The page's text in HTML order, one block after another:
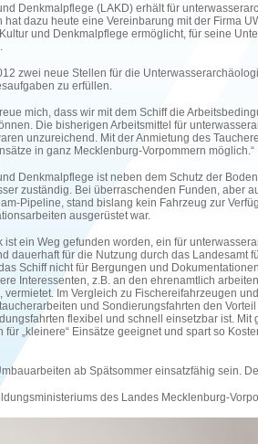
Denkmalpflege (LAKD) erhält für
hat dazu heute eine Vereinbarung mit der Firma
und Denkmalpflege ermöglicht, für seine
zwei neue Stellen für die
zu erfüllen.
mich, dass wir mit dem Schiff die
Die bisherigen Arbeitsmittel für
unzureichend. Mit der Anmietung des
in ganz Mecklenburg-Vorpommern möglich.“
Denkmalpflege ist neben dem Schutz der
zuständig. Bei überraschenden Funden, aber
Pipeline, stand bislang kein Fahrzeug zur
ausgerüstet war.
ist ein Weg gefunden worden, ein für
dauerhaft für die Nutzung durch das Landesamt
Schiff nicht für Bergungen und
Interessenten, z.B. an den ehrenamtlich
vermietet. Im Vergleich zu Fischereifahrzeugen
und Sondierungsfahrten den
flexibel und schnell einsetzbar ist.
für „kleinere“ Einsätze geeignet und spart so
ab Spätsommer einsatzfähig sein.
des Landes Mecklenburg-